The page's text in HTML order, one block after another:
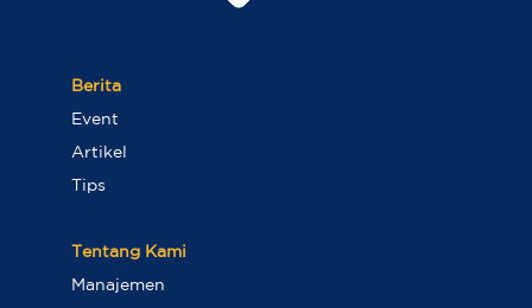
Berita
Event
Artikel
Tips
Tentang Kami
Manajemen